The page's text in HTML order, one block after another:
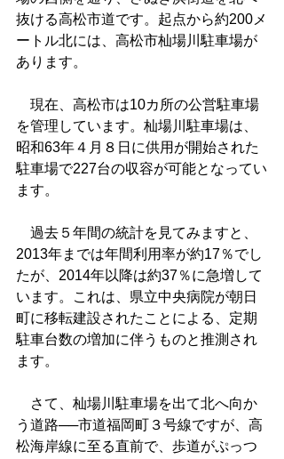
抜ける高松市道です。起点から約200メ
ートル北には、高松市杣場川駐車場が
あります。
現在、高松市は10カ所の公営駐車場
を管理しています。杣場川駐車場は、
昭和63年４月８日に供用が開始された
駐車場で227台の収容が可能となってい
ます。
過去５年間の統計を見てみますと、
2013年までは年間利用率が約17％でし
たが、2014年以降は約37％に急増して
います。これは、県立中央病院が朝日
町に移転建設されたことによる、定期
駐車台数の増加に伴うものと推測され
ます。
さて、杣場川駐車場を出て北へ向か
う道路──市道福岡町３号線ですが、高
松海岸線に至る直前で、歩道がぷっつ